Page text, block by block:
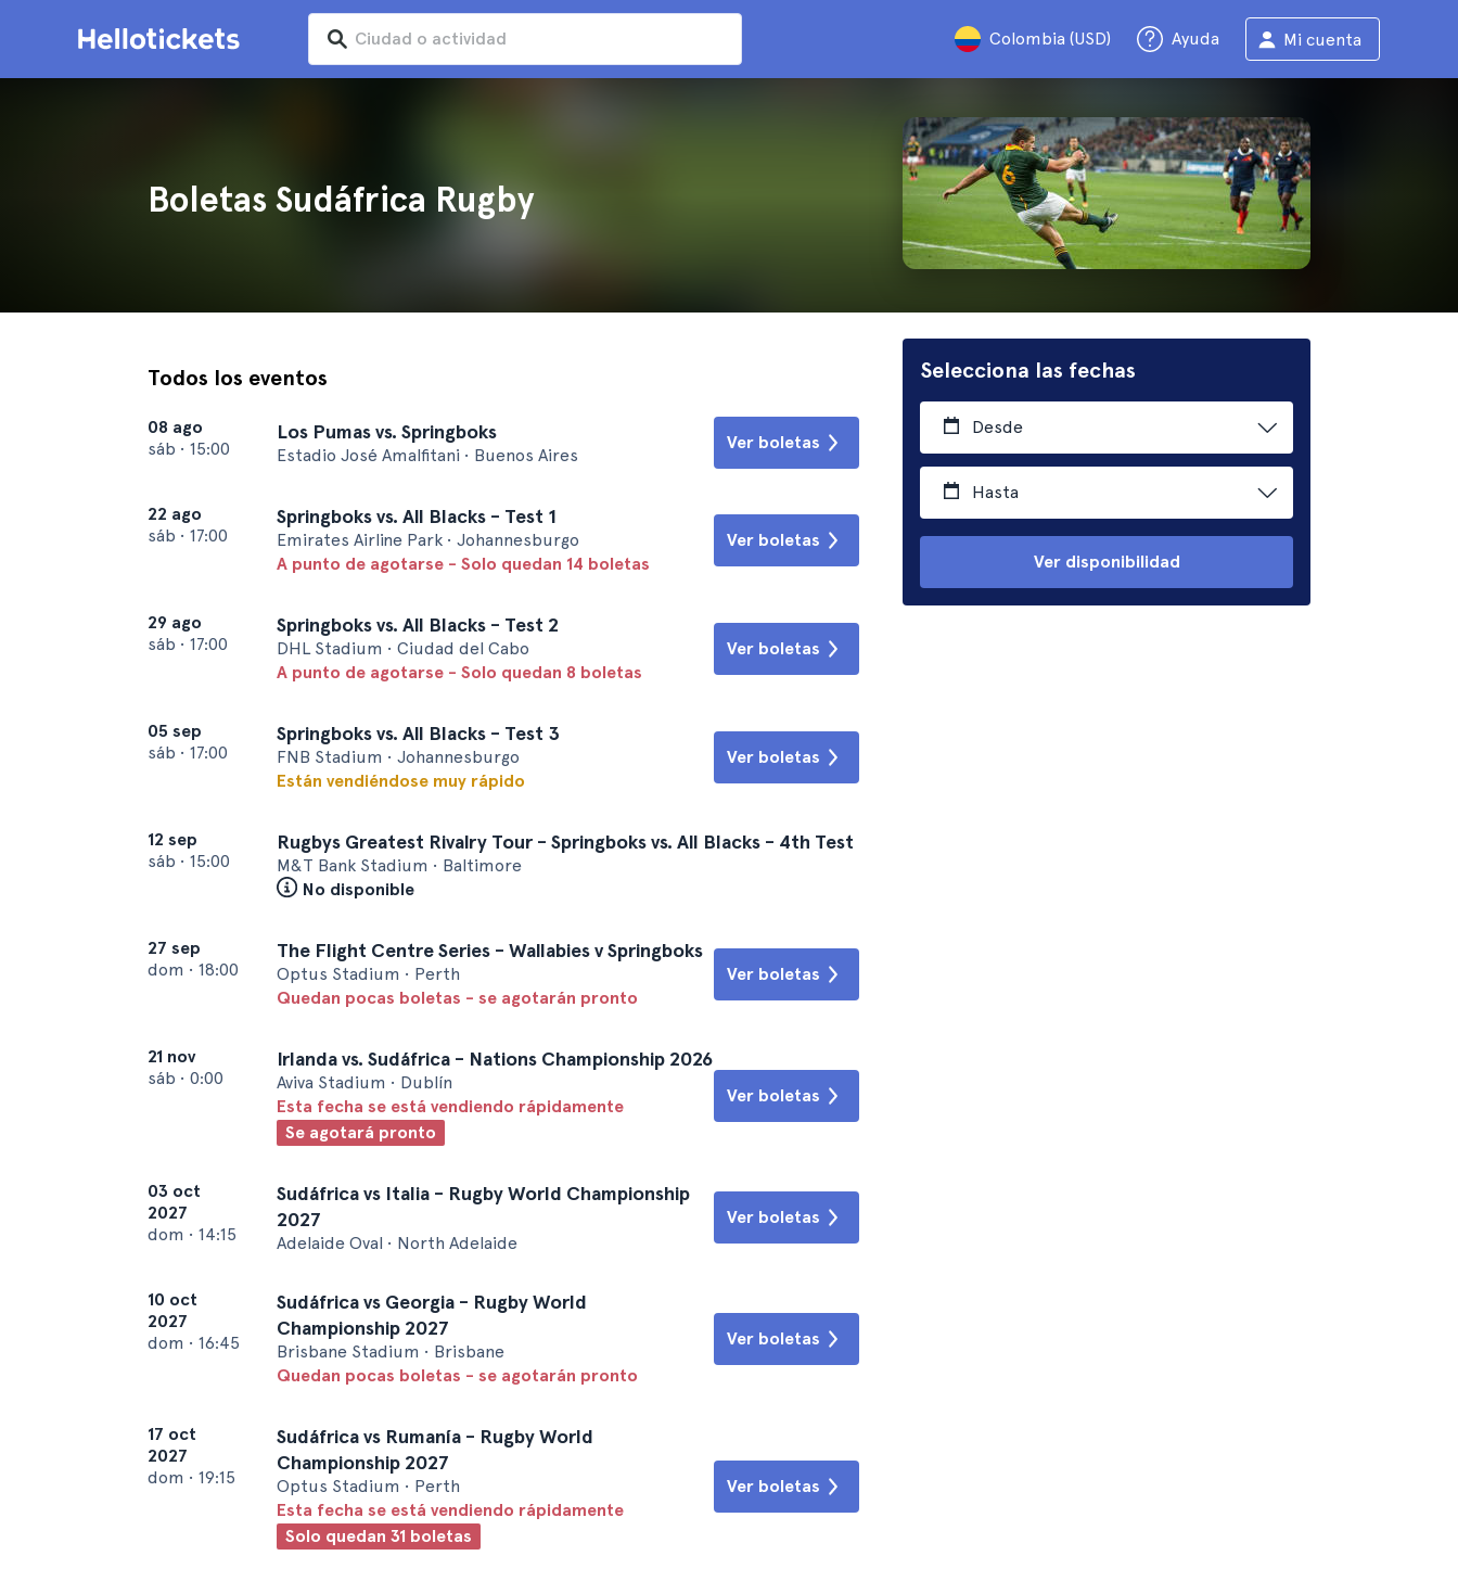
Colombia (USD) Ayuda Mi cuenta
Boletas Sudáfrica Rugby
Selecciona las fechas
Desde
Hasta
Ver disponibilidad
Todos los eventos
08 ago
sáb • 15:00
Los Pumas vs. Springboks
Estadio José Amalfitani • Buenos Aires
Ver boletas
22 ago
sáb • 17:00
Springboks vs. All Blacks - Test 1
Emirates Airline Park • Johannesburgo
A punto de agotarse - Solo quedan 14 boletas
Ver boletas
29 ago
sáb • 17:00
Springboks vs. All Blacks - Test 2
DHL Stadium • Ciudad del Cabo
A punto de agotarse - Solo quedan 8 boletas
Ver boletas
05 sep
sáb • 17:00
Springboks vs. All Blacks - Test 3
FNB Stadium • Johannesburgo
Están vendiéndose muy rápido
Ver boletas
12 sep
sáb • 15:00
Rugbys Greatest Rivalry Tour - Springboks vs. All Blacks - 4th Test
M&T Bank Stadium • Baltimore
No disponible
27 sep
dom • 18:00
The Flight Centre Series - Wallabies v Springboks
Optus Stadium • Perth
Quedan pocas boletas - se agotarán pronto
Ver boletas
21 nov
sáb • 0:00
Irlanda vs. Sudáfrica - Nations Championship 2026
Aviva Stadium • Dublín
Esta fecha se está vendiendo rápidamente
Se agotará pronto
Ver boletas
03 oct
2027
dom • 14:15
Sudáfrica vs Italia - Rugby World Championship
2027
Adelaide Oval • North Adelaide
Ver boletas
10 oct
2027
dom • 16:45
Sudáfrica vs Georgia - Rugby World
Championship 2027
Brisbane Stadium • Brisbane
Quedan pocas boletas - se agotarán pronto
Ver boletas
17 oct
2027
dom • 19:15
Sudáfrica vs Rumanía - Rugby World
Championship 2027
Optus Stadium • Perth
Esta fecha se está vendiendo rápidamente
Solo quedan 31 boletas
Ver boletas